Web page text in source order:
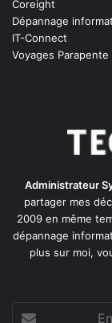
Coreight
Dépannage
IT-Connect
Voyages Parapente
Administrateur
partager mes
2009 en même
dépannage
plus sur moi,